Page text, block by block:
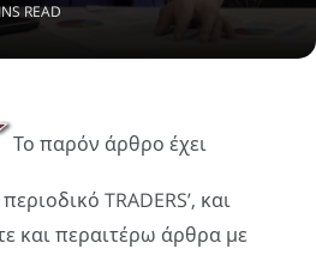
READ
Το παρόν άρθρο έχει
TRADERS’, και
και περαιτέρω άρθρα με